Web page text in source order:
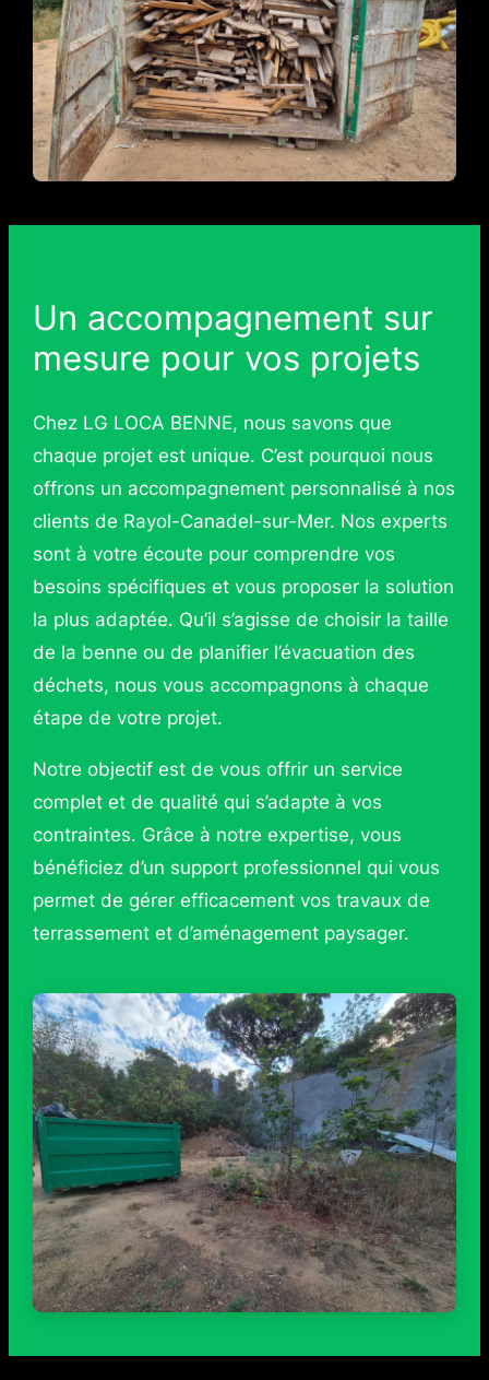
Un accompagnement sur
mesure pour vos projets
Chez LG LOCA BENNE, nous savons que
chaque projet est unique. C’est pourquoi nous
offrons un accompagnement personnalisé à nos
clients de Rayol-Canadel-sur-Mer. Nos experts
sont à votre écoute pour comprendre vos
besoins spécifiques et vous proposer la solution
la plus adaptée. Qu’il s’agisse de choisir la taille
de la benne ou de planifier l’évacuation des
déchets, nous vous accompagnons à chaque
étape de votre projet.
Notre objectif est de vous offrir un service
complet et de qualité qui s’adapte à vos
contraintes. Grâce à notre expertise, vous
bénéficiez d’un support professionnel qui vous
permet de gérer efficacement vos travaux de
terrassement et d’aménagement paysager.